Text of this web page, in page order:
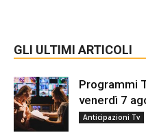
GLI ULTIMI ARTICOLI
Programmi
venerdì 7
Anticipazioni Tv